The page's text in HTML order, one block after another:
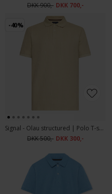
DKK 900,- DKK 700,-
-40%
Signal - Olau structured | Polo T-shirt Warm Beige
DKK 500,- DKK 300,-